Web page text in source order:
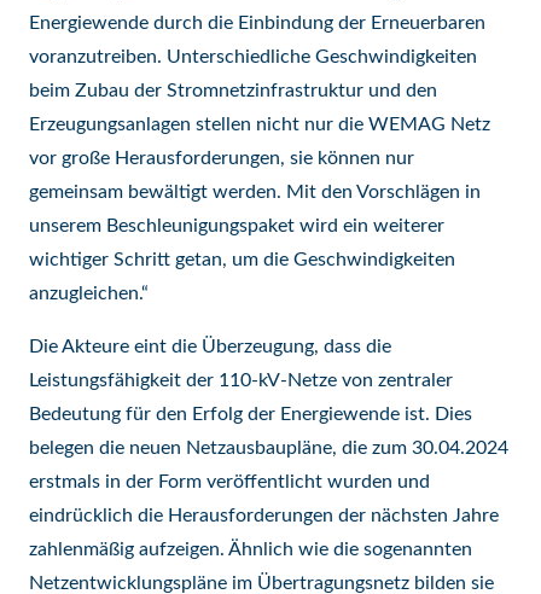
Energiewende durch die Einbindung der Erneuerbaren
voranzutreiben. Unterschiedliche Geschwindigkeiten
beim Zubau der Stromnetzinfrastruktur und den
Erzeugungsanlagen stellen nicht nur die WEMAG Netz
vor große Herausforderungen, sie können nur
gemeinsam bewältigt werden. Mit den Vorschlägen in
unserem Beschleunigungspaket wird ein weiterer
wichtiger Schritt getan, um die Geschwindigkeiten
anzugleichen.“
Die Akteure eint die Überzeugung, dass die
Leistungsfähigkeit der 110-kV-Netze von zentraler
Bedeutung für den Erfolg der Energiewende ist. Dies
belegen die neuen Netzausbaupläne, die zum 30.04.2024
erstmals in der Form veröffentlicht wurden und
eindrücklich die Herausforderungen der nächsten Jahre
zahlenmäßig aufzeigen. Ähnlich wie die sogenannten
Netzentwicklungspläne im Übertragungsnetz bilden sie